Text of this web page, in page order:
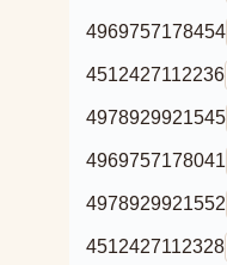
4969757178454
4512427112236
4978929921545
4969757178041
4978929921552
4512427112328